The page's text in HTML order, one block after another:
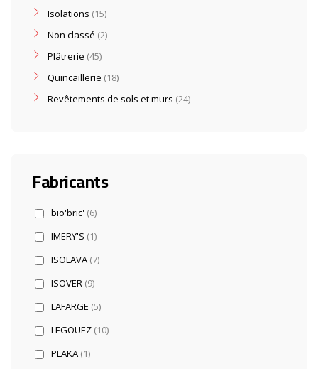
Isolations 15
Non classé 2
Plâtrerie 45
Quincaillerie 18
Revêtements de sols et murs 24
Fabricants
bio'bric' (6)
IMERY'S (1)
ISOLAVA (7)
ISOVER (9)
LAFARGE (5)
LEGOUEZ (10)
PLAKA (1)